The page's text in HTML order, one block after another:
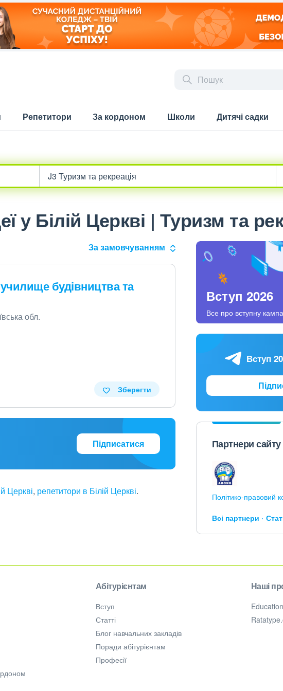
Репетитори За кордоном Школи Дитячі садки
у Білій Церкві | Туризм та
За замовчуванням
будівництва та
обл.
Зберегти
Підписатися
Церкві, репетитори в Білій Церкві.
Вступ 2026
Все про вступну
Вступ
Партнери сайту
Політико-правовий
Всі партнери
Абітурієнтам
Вступ
Статті
Блог навчальних закладів
Поради абітурієнтам
Професії
Наші